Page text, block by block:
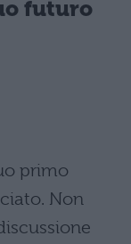
futuro
primo
Non